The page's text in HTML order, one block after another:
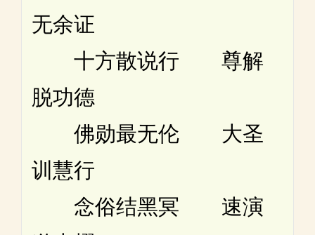
无余证
十方散说行 尊解
脱功德
佛勋最无伦 大圣
训慧行
念俗结黑冥 速演